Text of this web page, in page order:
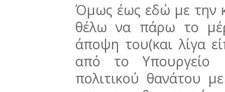
Όμως έως εδώ με την
θέλω να πάρω το
άποψη του(και λίγα
από το Υπουργείο
πολιτικού θανάτου